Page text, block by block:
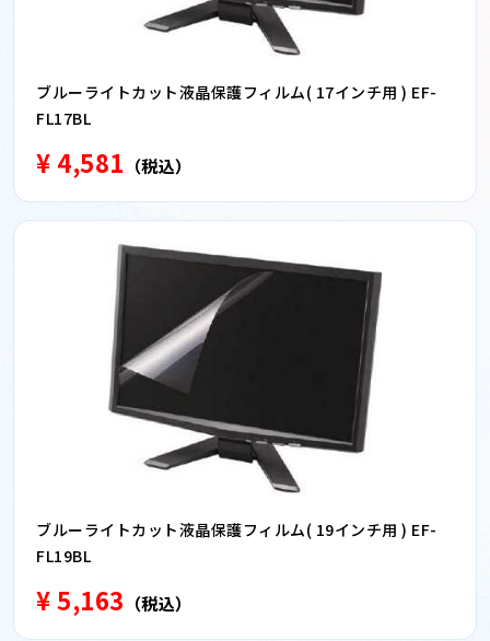
ブルーライトカット液晶保護フィルム( 17インチ用 ) EF-
FL17BL
¥ 4,581 （税込）
ブルーライトカット液晶保護フィルム( 19インチ用 ) EF-
FL19BL
¥ 5,163 （税込）